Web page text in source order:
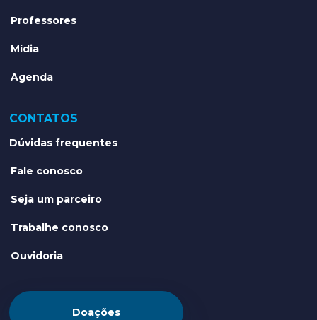
Professores
Mídia
Agenda
CONTATOS
Dúvidas frequentes
Fale conosco
Seja um parceiro
Trabalhe conosco
Ouvidoria
Doações